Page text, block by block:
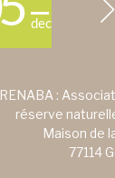
dec
:
réserve
Maison de
77114